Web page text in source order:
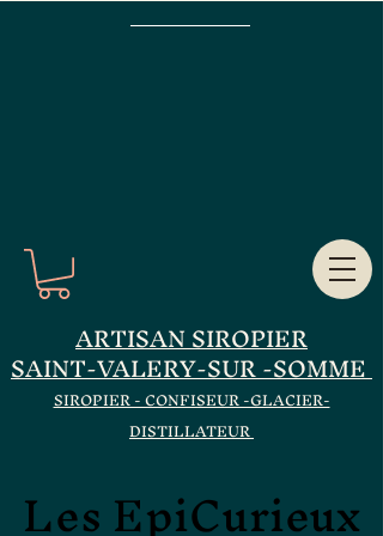
ARTISAN SIROPIER
SAINT-VALERY-SUR -SOMME
SIROPIER - CONFISEUR -GLACIER-
DISTILLATEUR
Les EpiCurieux
Les EpiCurieux